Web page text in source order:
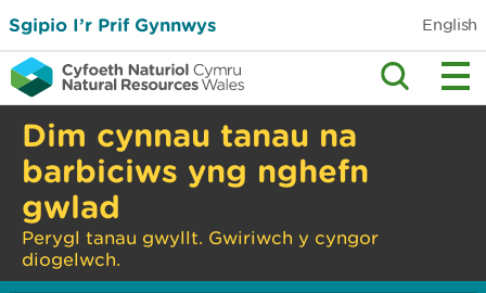
Sgipio I’r Prif Gynnwys English
Dim cynnau tanau na
barbiciws yng nghefn
gwlad
Perygl tanau gwyllt. Gwiriwch y cyngor
diogelwch.